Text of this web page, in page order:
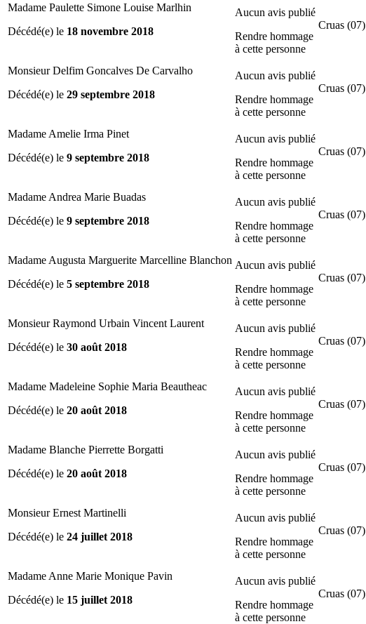
Madame Paulette Simone Louise Marlhin
Décédé(e) le 18 novembre 2018
Aucun avis publié
Rendre hommage
à cette personne
Cruas (07)
Monsieur Delfim Goncalves De Carvalho
Décédé(e) le 29 septembre 2018
Aucun avis publié
Rendre hommage
à cette personne
Cruas (07)
Madame Amelie Irma Pinet
Décédé(e) le 9 septembre 2018
Aucun avis publié
Rendre hommage
à cette personne
Cruas (07)
Madame Andrea Marie Buadas
Décédé(e) le 9 septembre 2018
Aucun avis publié
Rendre hommage
à cette personne
Cruas (07)
Madame Augusta Marguerite Marcelline Blanchon
Décédé(e) le 5 septembre 2018
Aucun avis publié
Rendre hommage
à cette personne
Cruas (07)
Monsieur Raymond Urbain Vincent Laurent
Décédé(e) le 30 août 2018
Aucun avis publié
Rendre hommage
à cette personne
Cruas (07)
Madame Madeleine Sophie Maria Beautheac
Décédé(e) le 20 août 2018
Aucun avis publié
Rendre hommage
à cette personne
Cruas (07)
Madame Blanche Pierrette Borgatti
Décédé(e) le 20 août 2018
Aucun avis publié
Rendre hommage
à cette personne
Cruas (07)
Monsieur Ernest Martinelli
Décédé(e) le 24 juillet 2018
Aucun avis publié
Rendre hommage
à cette personne
Cruas (07)
Madame Anne Marie Monique Pavin
Décédé(e) le 15 juillet 2018
Aucun avis publié
Rendre hommage
à cette personne
Cruas (07)